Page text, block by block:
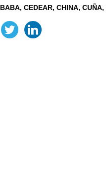
BABA CEDEAR CHINA CUÑA